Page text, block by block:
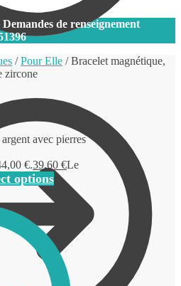
de renseignement
/Pour Elle /Bracelet magnétique,
zircone
avec pierres
€.39,60 €Le
options